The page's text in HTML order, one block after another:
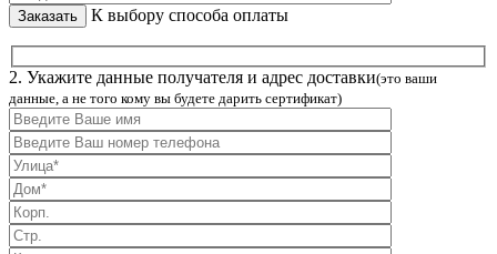
К выбору способа оплаты
2. Укажите данные получателя и адрес доставки(это ваши
данные, а не того кому вы будете дарить сертификат)